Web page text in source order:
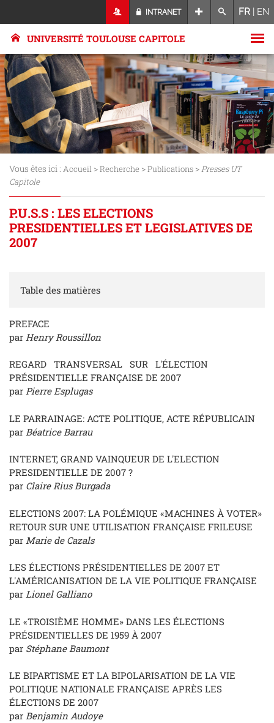
INTRANET FR | EN
UNIVERSITÉ TOULOUSE CAPITOLE
Vous êtes ici : Accueil >Recherche >Publications >Presses UT
Capitole
P.U.S.S : LES ELECTIONS
PRESIDENTIELLES ET LEGISLATIVES DE
2007
Table des matières
PREFACE
par Henry Roussillon
REGARD TRANSVERSAL SUR L'ÉLECTION
PRÉSIDENTIELLE FRANÇAISE DE 2007
par Pierre Esplugas
LE PARRAINAGE: ACTE POLITIQUE, ACTE RÉPUBLICAIN
par Béatrice Barrau
INTERNET, GRAND VAINQUEUR DE L'ELECTION
PRESIDENTIELLE DE 2007 ?
par Claire Rius Burgada
ELECTIONS 2007: LA POLÉMIQUE «MACHINES À VOTER»
RETOUR SUR UNE UTILISATION FRANÇAISE FRILEUSE
par Marie de Cazals
LES ÉLECTIONS PRÉSIDENTIELLES DE 2007 ET
L'AMÉRICANISATION DE LA VIE POLITIQUE FRANÇAISE
par Lionel Galliano
LE «TROISIÈME HOMME» DANS LES ÉLECTIONS
PRÉSIDENTIELLES DE 1959 À 2007
par Stéphane Baumont
LE BIPARTISME ET LA BIPOLARISATION DE LA VIE
POLITIQUE NATIONALE FRANÇAISE APRÈS LES
ÉLECTIONS DE 2007
par Benjamin Audoye